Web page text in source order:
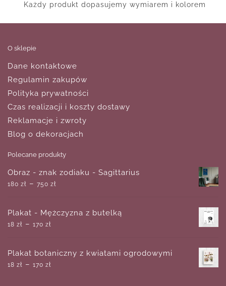
Każdy produkt dopasujemy wymiarem i kolorem
O sklepie
Dane kontaktowe
Regulamin zakupów
Polityka prywatności
Czas realizacji i koszty dostawy
Reklamacje i zwroty
Blog o dekoracjach
Polecane produkty
Obraz - znak zodiaku - Sagittarius
180 zł – 750 zł
Plakat - Mężczyzna z butelką
18 zł – 170 zł
Plakat botaniczny z kwiatami ogrodowymi
18 zł – 170 zł